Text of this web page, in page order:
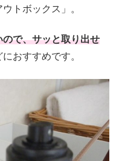
トボックス」。
で、サッと取り出せ
おすすめです。